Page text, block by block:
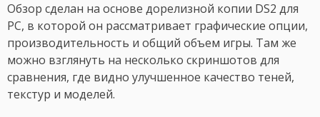
Обзор сделан на основе дорелизной копии DS2 для
PC, в которой он рассматривает графические опции,
производительность и общий объем игры. Там же
можно взглянуть на несколько скриншотов для
сравнения, где видно улучшенное качество теней,
текстур и моделей.